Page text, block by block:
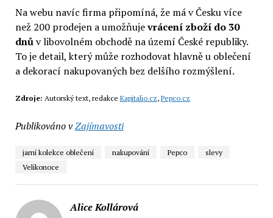
Na webu navíc firma připomíná, že má v Česku více
než 200 prodejen a umožňujevrácení zboží do 30
dnův libovolném obchodě na území České republiky.
To je detail, který může rozhodovat hlavně u oblečení
a dekorací nakupovaných bez delšího rozmýšlení.
Zdroje: Autorský text, redakce Kapitalio.cz, Pepco.cz
Publikováno vZajímavosti
jarní kolekce oblečení nakupování Pepco
slevy
Velikonoce
Alice Kollárová